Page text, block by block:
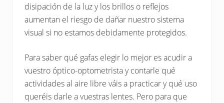
disipación de la luz y los brillos o reflejos
aumentan el riesgo de dañar nuestro sistema
visual si no estamos debidamente protegidos.
Para saber qué gafas elegir lo mejor es acudir a
vuestro óptico-optometrista y contarle qué
actividades al aire libre váis a practicar y qué uso
queréis darle a vuestras lentes. Pero para que